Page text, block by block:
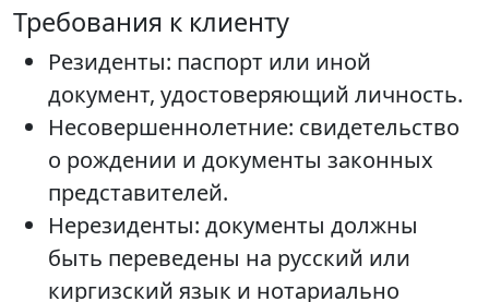
Требования к клиенту
Резиденты: паспорт или иной
документ, удостоверяющий личность.
Несовершеннолетние: свидетельство
о рождении и документы законных
представителей.
Нерезиденты: документы должны
быть переведены на русский или
киргизский язык и нотариально